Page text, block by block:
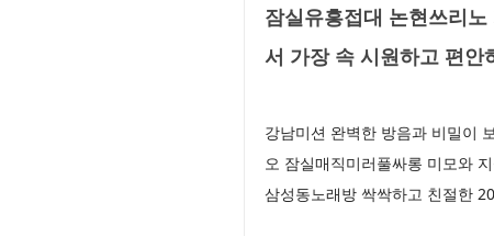
잠실유흥접대 논현쓰리
서 가장 속 시원하고 편안
강남미션 완벽한 방음과 비밀이
오 잠실매직미러풀싸롱 미모와
삼성동노래방 싹싹하고 친절한